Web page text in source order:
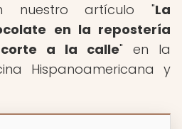
nuestro artículo "La
en la repostería
a la calle" en la
Hispanoamericana y